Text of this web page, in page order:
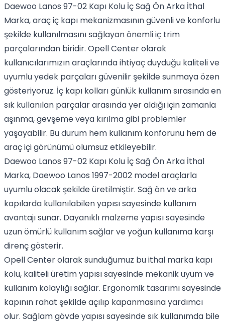
Daewoo Lanos 97-02 Kapı Kolu İç Sağ Ön Arka İthal
Marka, araç iç kapı mekanizmasının güvenli ve konforlu
şekilde kullanılmasını sağlayan önemli iç trim
parçalarından biridir. Opell Center olarak
kullanıcılarımızın araçlarında ihtiyaç duyduğu kaliteli ve
uyumlu yedek parçaları güvenilir şekilde sunmaya özen
gösteriyoruz. İç kapı kolları günlük kullanım sırasında en
sık kullanılan parçalar arasında yer aldığı için zamanla
aşınma, gevşeme veya kırılma gibi problemler
yaşayabilir. Bu durum hem kullanım konforunu hem de
araç içi görünümü olumsuz etkileyebilir.
Daewoo Lanos 97-02 Kapı Kolu İç Sağ Ön Arka İthal
Marka, Daewoo Lanos 1997-2002 model araçlarla
uyumlu olacak şekilde üretilmiştir. Sağ ön ve arka
kapılarda kullanılabilen yapısı sayesinde kullanım
avantajı sunar. Dayanıklı malzeme yapısı sayesinde
uzun ömürlü kullanım sağlar ve yoğun kullanıma karşı
direnç gösterir.
Opell Center olarak sunduğumuz bu ithal marka kapı
kolu, kaliteli üretim yapısı sayesinde mekanik uyum ve
kullanım kolaylığı sağlar. Ergonomik tasarımı sayesinde
kapının rahat şekilde açılıp kapanmasına yardımcı
olur. Sağlam gövde yapısı sayesinde sık kullanımda bile